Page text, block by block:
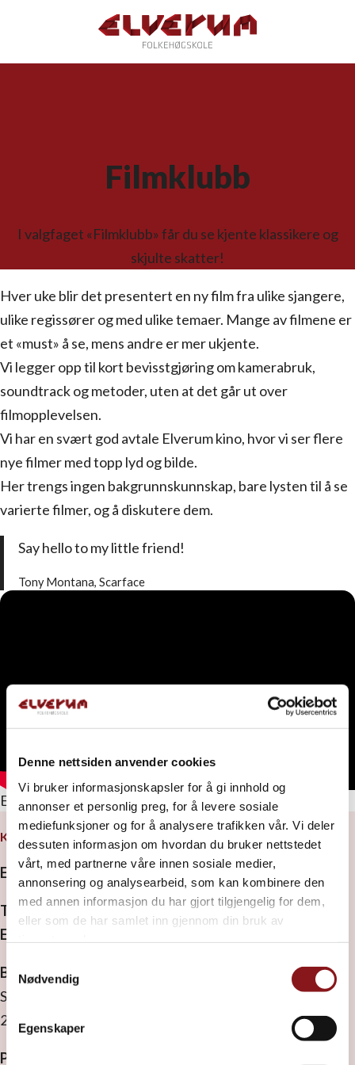
Denne nettsiden anvender cookies
Vi bruker informasjonskapsler for å gi innhold og
annonser et personlig preg, for å levere sosiale
mediefunksjoner og for å analysere trafikken vår. Vi deler
dessuten informasjon om hvordan du bruker nettstedet
vårt, med partnerne våre innen sosiale medier,
annonsering og analysearbeid, som kan kombinere den
med annen informasjon du har gjort tilgjengelig for dem,
eller som de har samlet inn gjennom din bruk av
Nødvendig
Egenskaper
Filmklubb
I valgfaget «Filmklubb» får du se kjente klassikere og
skjulte skatter!
Hver uke blir det pre­sen­tert en ny film fra ulike sjan­gere,
ulike regis­sø­rer og med ulike temaer. Mange av fil­mene er
et «must» å se, mens andre er mer ukjente.
Vi legger opp til kort bevisstgjøring om kamerabruk,
soundtrack og metoder, uten at det går ut over
filmopplevelsen.
Vi har en svært god avtale Elve­rum kino, hvor vi ser flere
nye filmer med topp lyd og bilde.
Her trengs ingen bak­grunns­kunn­skap, bare lys­ten til å se
varierte filmer, og å dis­ku­tere dem.
Say hello to my little friend!
Tony Montana, Scarface
En liten godbit fra Monty Pythons verden 😂
KONTAKT OSS
Elverum folkehøgskole
Tel:41 44 86 75
E-post:
Besøksadresse
Strandbygdvegen 143
2409 Elverum
Postadresse